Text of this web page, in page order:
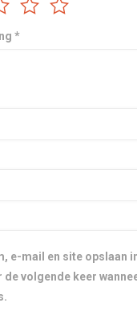
*
e-mail en site opslaan
de volgende keer